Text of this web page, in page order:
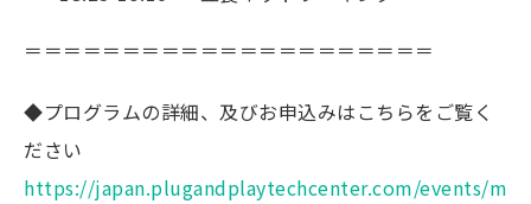
＝＝＝＝＝＝＝＝＝＝＝＝＝＝＝＝＝＝＝＝＝
◆プログラムの詳細、及びお申込みはこちらをご覧く
ださい
https://japan.plugandplaytechcenter.com/events/m